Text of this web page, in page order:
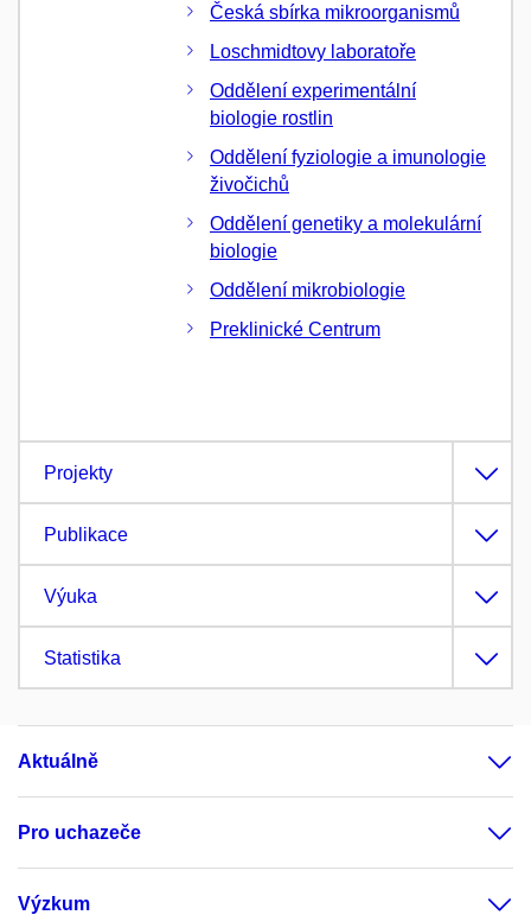
Česká sbírka mikroorganismů
Loschmidtovy laboratoře
Oddělení experimentální
biologie rostlin
Oddělení fyziologie a imunologie
živočichů
Oddělení genetiky a molekulární
biologie
Oddělení mikrobiologie
Preklinické Centrum
Projekty
Publikace
Výuka
Statistika
Aktuálně
Pro uchazeče
Výzkum